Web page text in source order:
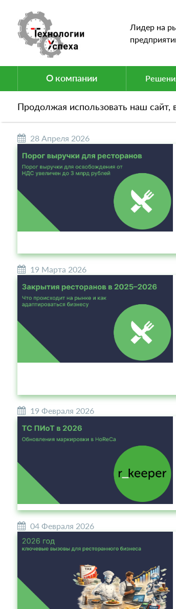
Лидер на
О компании
Продолжая использовать наш сайт,
НОВОСТИ
28 Апреля 2026
19 Марта 2026
19 Февраля 2026
04 Февраля 2026